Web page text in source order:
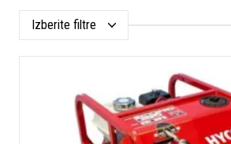
Izberite filtre